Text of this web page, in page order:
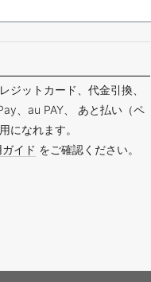
ジットカード、代金引換、
、au PAY、 あと払い（ペ
になれます。
イド をご確認ください。